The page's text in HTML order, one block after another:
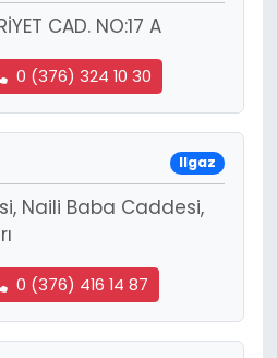
CAD. NO:17 A
0 (376) 324 10 30
Ilgaz
Naili Baba Caddesi,
0 (376) 416 14 87